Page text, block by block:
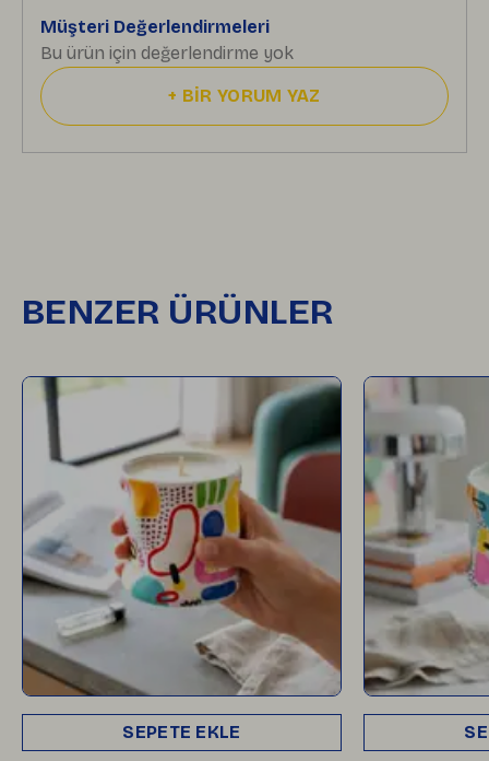
Müşteri Değerlendirmeleri
Bu ürün için değerlendirme yok
+ BİR YORUM YAZ
BENZER ÜRÜNLER
SEPETE EKLE